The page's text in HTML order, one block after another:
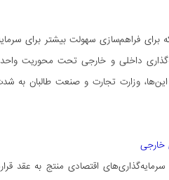
برای فراهم‌سازی سهولت بیشتر برای
داخلی و خارجی تحت محوریت
این‌ها، وزارت تجارت و صنعت طالبان
خارجی
اقتصادی منتج به عقد